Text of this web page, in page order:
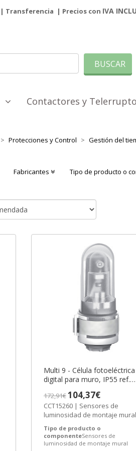
| Transferencia | Precios con IVA
BUSCAR
Contactores y
Protecciones y Control Gestión del
Fabricantes Tipo de producto o
Multi 9 - Célula fotoeléctrica
digital para muro, IP55 ref.
[PLAZO 3-6 SEMANAS]
172,91€104,37€
CCT15260 | Sensores de
luminosidad de montaje
Precio:...
Tipo de producto o
componenteSensores de
luminosidad de montaje mural